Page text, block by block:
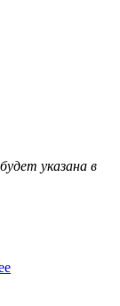
указана в